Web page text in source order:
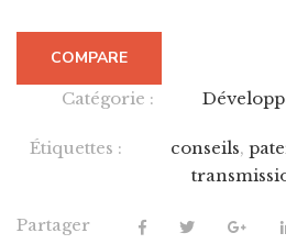
COMPARE
Catégorie :
Étiquettes : conseils,
Partager